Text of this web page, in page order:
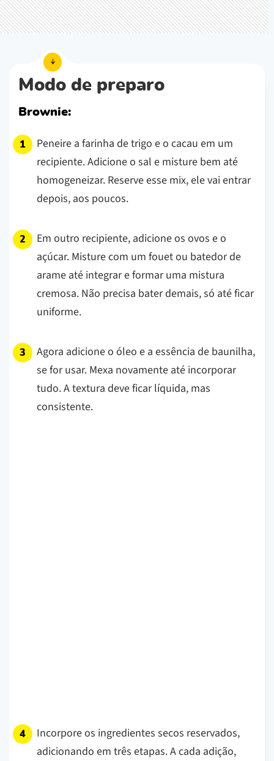
Modo de preparo
Brownie:
Peneire a farinha de trigo e o cacau em um
recipiente. Adicione o sal e misture bem até
homogeneizar. Reserve esse mix, ele vai entrar
depois, aos poucos.
Em outro recipiente, adicione os ovos e o
açúcar. Misture com um fouet ou batedor de
arame até integrar e formar uma mistura
cremosa. Não precisa bater demais, só até ficar
uniforme.
Agora adicione o óleo e a essência de baunilha,
se for usar. Mexa novamente até incorporar
tudo. A textura deve ficar líquida, mas
consistente.
Incorpore os ingredientes secos reservados,
adicionando em três etapas. A cada adição,